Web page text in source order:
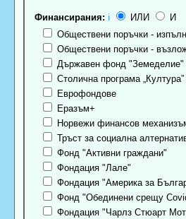
Финансирания: ℹ ИЛИ
И
Обществени поръчки -
Обществени поръчки -
Държавен фонд "Земеделие"
Столична програма
Еврофондове
Еразъм+
Норвежи финансов
Тръст за социална
Фонд "Активни граждани"
Фондация "Лале"
Фондация "Америка за
Фонд "Обединени срещу
Фондация "Чарлз Стюарт